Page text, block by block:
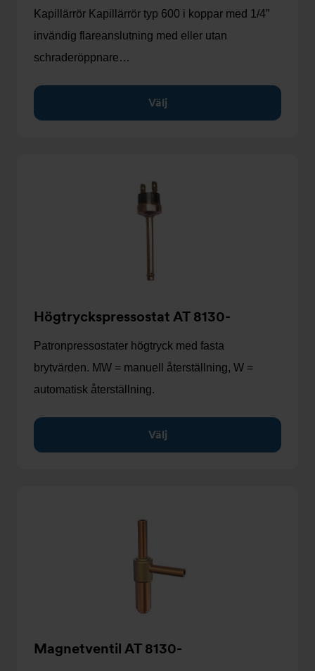
Kapillärrör Kapillärrör typ 600 i koppar med 1/4”
invändig flareanslutning med eller utan
schraderöppnare…
Välj
Högtryckspressostat AT 8130-
Patronpressostater högtryck med fasta
brytvärden. MW = manuell återställning, W =
automatisk återställning.
Välj
Magnetventil AT 8130-